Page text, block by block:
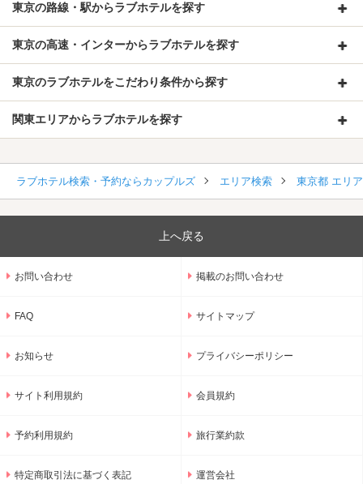
東京の路線・駅からラブホテルを探す
東京の高速・インターからラブホテルを探す
東京のラブホテルをこだわり条件から探す
関東エリアからラブホテルを探す
ラブホテル検索・予約ならカップルズ エリア検索 東京都 エリ
上へ戻る
お問い合わせ 掲載のお問い合わせ
FAQ サイトマップ
お知らせ プライバシーポリシー
サイト利用規約 会員規約
予約利用規約 旅行業約款
特定商取引法に基づく表記 運営会社